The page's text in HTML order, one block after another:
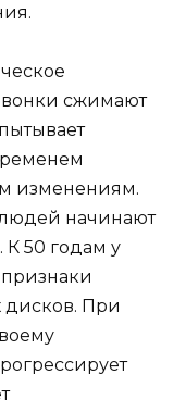
сжимают
изменениям.
начинают
50 годам у
При